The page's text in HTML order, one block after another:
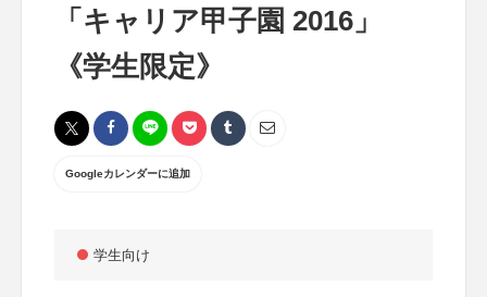
「キャリア甲子園 2016」
《学生限定》
Googleカレンダーに追加
学生向け